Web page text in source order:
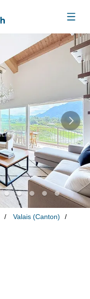
Valais (Canton)